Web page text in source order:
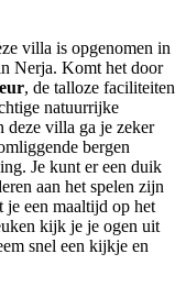
villa is opgenomen in
Nerja. Komt het door
, de talloze faciliteiten
natuurrijke
deze villa ga je zeker
bergen
Je kunt er een duik
aan het spelen zijn
een maaltijd op het
kijk je je ogen uit
snel een kijkje en